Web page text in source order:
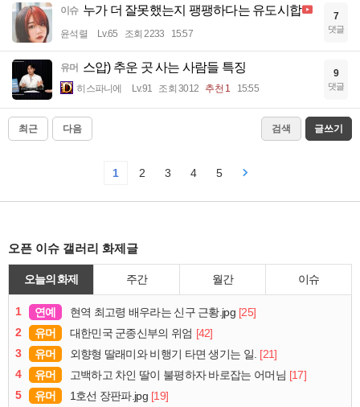
이슈 누가 더 잘못했는지 팽팽하다는 유도시합
윤석렬 Lv.65 조회 2233 15:57
7
댓글
유머 스압) 추운 곳 사는 사람들 특징
히스파니에 Lv.91 조회 3012 추천 1 15:55
9
댓글
최근 다음 검색 글쓰기
1 2 3 4 5
오픈 이슈 갤러리 화제글
오늘의 화제 주간 월간 이슈
1 연예 현역 최고령 배우라는 신구 근황.jpg [25]
2
유머 대한민국 군종신부의 위엄 [42]
3
유머 외향형 딸래미와 비행기 타면 생기는 일. [21]
4
유머 고백하고 차인 딸이 불평하자 바로잡는 어머님 [17]
5
유머 1호선 장판파.jpg [19]